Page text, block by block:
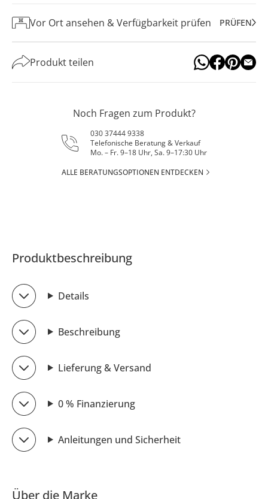
Vor Ort ansehen & Verfügbarkeit prüfen PRÜFEN
Produkt teilen
Noch Fragen zum Produkt?
030 37444 9338
Telefonische Beratung & Verkauf
Mo. – Fr. 9–18 Uhr, Sa. 9–17:30 Uhr
ALLE BERATUNGSOPTIONEN ENTDECKEN
Produktbeschreibung
Details
Beschreibung
Lieferung & Versand
0 % Finanzierung
Anleitungen und Sicherheit
Über die Marke